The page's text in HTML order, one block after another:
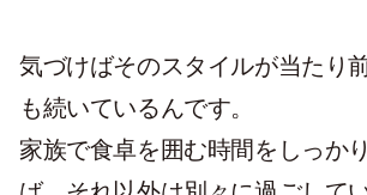
気づけばそのスタイルが当たり
も続いているんです。
家族で食卓を囲む時間をしっか